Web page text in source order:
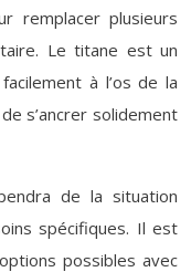
remplacer plusieurs
Le titane est un
à l’os de la
s’ancrer solidement
de la situation
spécifiques. Il est
possibles avec